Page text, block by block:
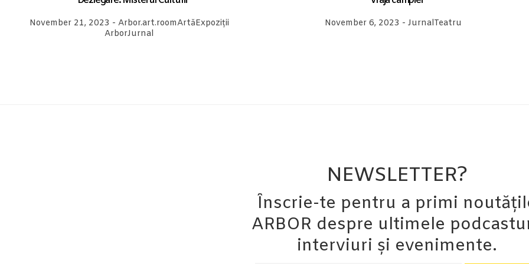
November 21, 2023 - Arbor.art.roomArtăExpoziții
ArborJurnal
November 6, 2023 -JurnalTeatru
NEWSLETTER?
Înscrie-te pentru a primi
ARBOR despre ultimele
interviuri și evenimente.